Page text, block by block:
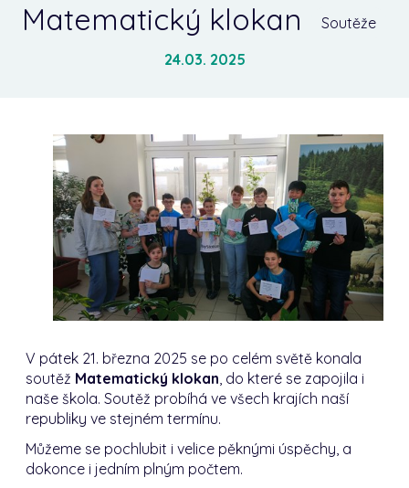
Matematický klokan
Soutěže
24.03. 2025
V pátek 21. března 2025 se po celém světě konala
soutěž Matematický klokan , do které se zapojila i
naše škola. Soutěž probíhá ve všech krajích naší
republiky ve stejném termínu.
Můžeme se pochlubit i velice pěknými úspěchy, a
dokonce i jedním plným počtem.